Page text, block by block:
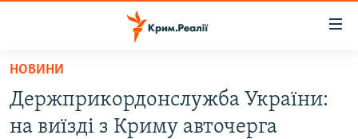
Перейти
основного
матеріалу
ВОДА.КРИМ
НОВИНИ
Держприкордонслужба України:
на виїзді з Криму авточерга